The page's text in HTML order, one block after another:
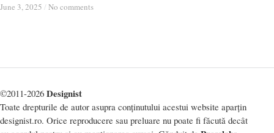
June 3, 2025 / No comments
June 3, 2025 / No comments
©2011-2026 Designist
Toate drepturile de autor asupra conținutului acestui website aparțin
designist.ro. Orice reproducere sau preluare nu poate fi făcută decât